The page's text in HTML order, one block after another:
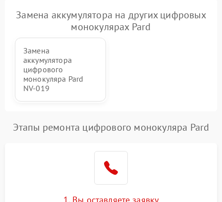
Замена аккумулятора на других цифровых
монокулярах Pard
Замена
аккумулятора
цифрового
монокуляра Pard
NV-019
Этапы ремонта цифрового монокуляра Pard